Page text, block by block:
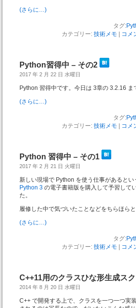
(さらに…)
タグ:
カテゴリー: 技術メモ コメ
Python習得中 – その2
2017 年 2 月 22 日 水曜日
Python 習得中です。今日は 3章の 3.2.16 ま
(さらに…)
タグ:
カテゴリー: 技術メモ コメ
Python 習得中 – その1
2017 年 2 月 21 日 火曜日
新しい現場で Python を使う仕事があると
Python 3 の電子書籍版を購入して予習して
た。
履修した中で気づいたことなどをちらほら
(さらに…)
タグ:
カテゴリー: 技術メモ コメ
C++11用のクラスひな形生成ス
2014 年 8 月 20 日 水曜日
C++ で開発する上で、クラスを一つ一つ実